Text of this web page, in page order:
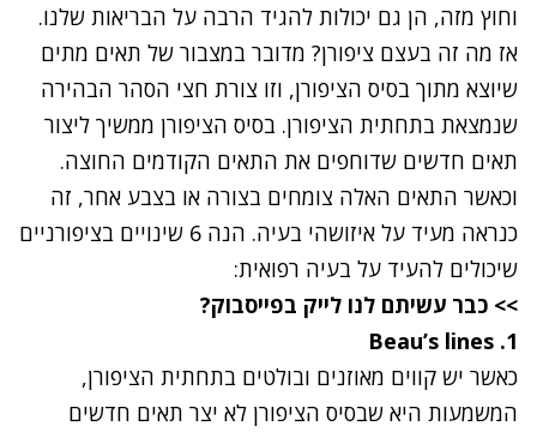
וחוץ מזה, הן גם יכולות להגיד הרבה על הבריאות שלנו.
אז מה זה בעצם ציפורן? מדובר במצבור של תאים מתים
שיוצא מתוך בסיס הציפורן, וזו צורת חצי הסהר הבהירה
שנמצאת בתחתית הציפורן. בסיס הציפורן ממשיך ליצור
תאים חדשים שדוחפים את התאים הקודמים החוצה.
וכאשר התאים האלה צומחים בצורה או בצבע אחר, זה
כנראה מעיד על איזושהי בעיה. הנה 6 שינויים בציפורניים
שיכולים להעיד על בעיה רפואית:
>> כבר עשיתם לנו לייק בפייסבוק?
1.
Beau’s lines
כאשר יש קווים מאוזנים ובולטים בתחתית הציפורן,
המשמעות היא שבסיס הציפורן לא יצר תאים חדשים